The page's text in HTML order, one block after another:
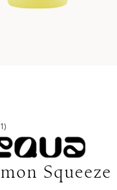
Squeeze